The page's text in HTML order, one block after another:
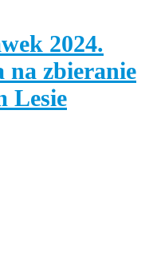
2024.
na zbieranie
Lesie